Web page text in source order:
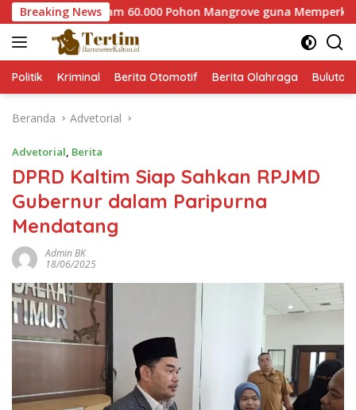
Langsung
ke
konten
Breaking News
Tanam 60.000 Pohon Mangrove guna Memperkuat
Politik Kriminal Berita Otomotif Berita Olahraga
Beranda Advetorial
Advetorial, Berita
DPRD Kaltim Siap Sahkan RPJMD
Gubernur dalam Paripurna
Mendatang
Admin BK
18/06/2025